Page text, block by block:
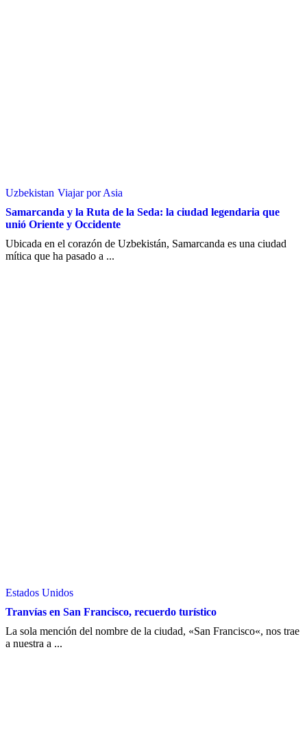
Uzbekistan Viajar por Asia
Samarcanda y la Ruta de la Seda: la ciudad legendaria que
unió Oriente y Occidente
Ubicada en el corazón de Uzbekistán, Samarcanda es una ciudad
mítica que ha pasado a ...
Estados Unidos
Tranvías en San Francisco, recuerdo turístico
La sola mención del nombre de la ciudad, «San Francisco«, nos trae
a nuestra a ...